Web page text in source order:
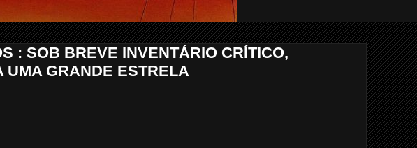
: SOB BREVE INVENTÁRIO CRÍTICO,
UMA GRANDE ESTRELA